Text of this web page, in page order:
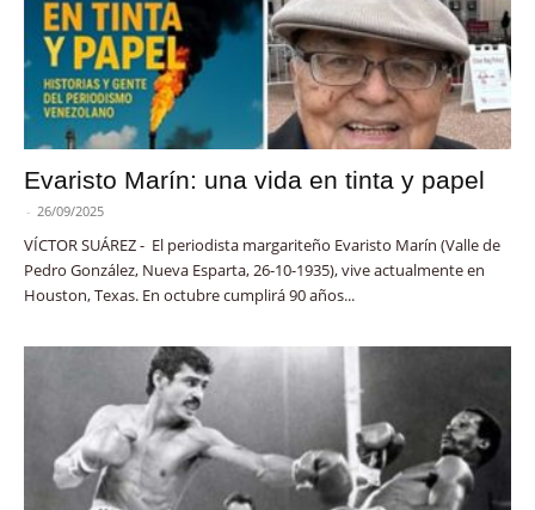
Evaristo Marín: una vida en tinta y papel
- 26/09/2025
VÍCTOR SUÁREZ - El periodista margariteño Evaristo Marín (Valle de
Pedro González, Nueva Esparta, 26-10-1935), vive actualmente en
Houston, Texas. En octubre cumplirá 90 años...